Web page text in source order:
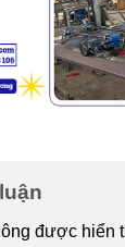
được hiển